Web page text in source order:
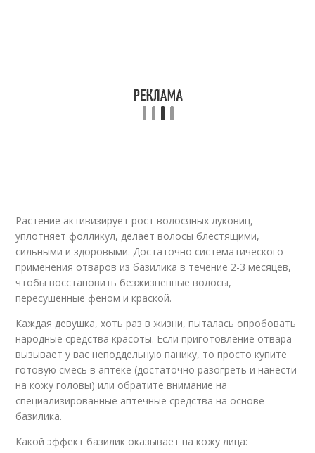
Растение активизирует рост волосяных луковиц,
уплотняет фолликул, делает волосы блестящими,
сильными и здоровыми. Достаточно систематического
применения отваров из базилика в течение 2-3 месяцев,
чтобы восстановить безжизненные волосы,
пересушенные феном и краской.
Каждая девушка, хоть раз в жизни, пыталась опробовать
народные средства красоты. Если приготовление отвара
вызывает у вас неподдельную панику, то просто купите
готовую смесь в аптеке (достаточно разогреть и нанести
на кожу головы) или обратите внимание на
специализированные аптечные средства на основе
базилика.
Какой эффект базилик оказывает на кожу лица: